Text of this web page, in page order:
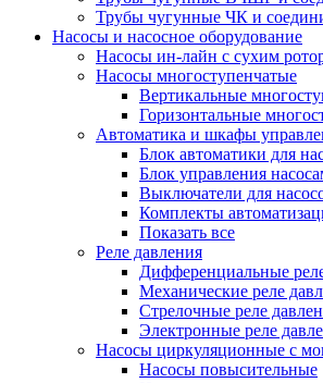
Трубы чугунные ЧК и
Насосы и насосное оборудование
Насосы ин-лайн с сухим
Насосы многоступенчатые
Вертикальные
Горизонтальные
Автоматика и шкафы
Блок автоматики для
Блок управления
Выключатели для
Комплекты
Показать все
Реле давления
Дифференциальные
Механические реле
Стрелочные реле
Электронные реле
Насосы циркуляционные с
Насосы повысительные